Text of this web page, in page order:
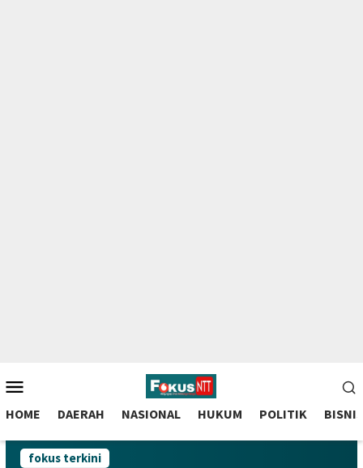
to
contentMobile
HOME DAERAH NASIONAL HUKUM POLITIK BISNIS
fokus terkini